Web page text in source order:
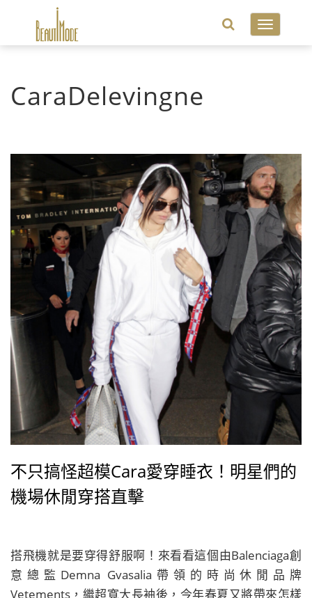
Toggle
CaraDelevingne
不只搞怪超模Cara愛穿睡衣！明星們的
機場休閒穿搭直擊
搭飛機就是要穿得舒服啊！來看看這個由Balenciaga創
意總監Demna Gvasalia帶領的時尚休閒品牌
Vetements，繼超寬大長袖後，今年春夏又將帶來怎樣